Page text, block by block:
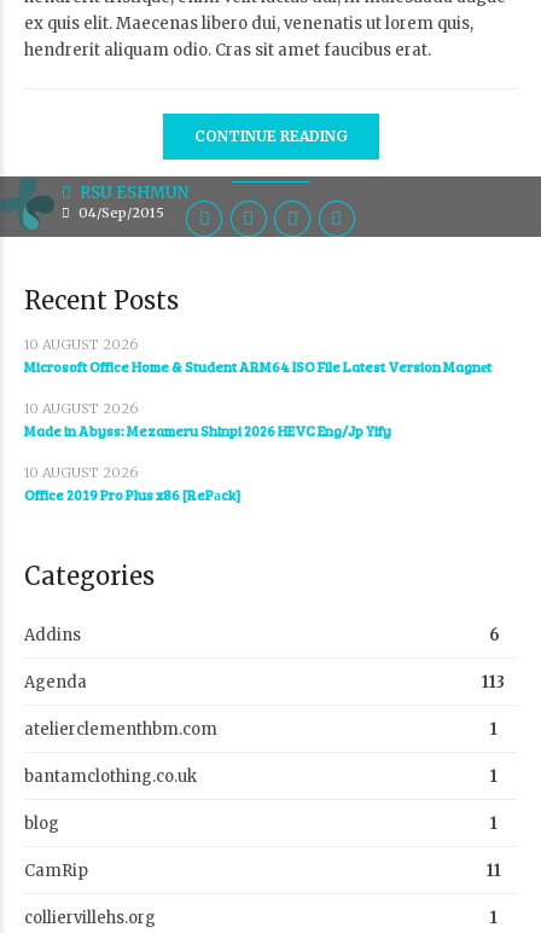
RSU ESHMUN
04/Sep/2015
ex quis elit. Maecenas libero dui, venenatis ut lorem quis,
hendrerit aliquam odio. Cras sit amet faucibus erat.
CONTINUE READING
Recent Posts
10 AUGUST 2026
Microsoft Office Home & Student ARM64 ISO File Latest Version Magn𝐞t
10 AUGUST 2026
Made in Abyss: Mezameru Shinpi 2026 HEVC Eng/Jp Yify
10 AUGUST 2026
Office 2019 Pro Plus x86 [RePаck]
Categories
Addins 6
Agenda 113
atelierclementhbm.com 1
bantamclothing.co.uk 1
blog 1
CamRip 11
colliervillehs.org 1